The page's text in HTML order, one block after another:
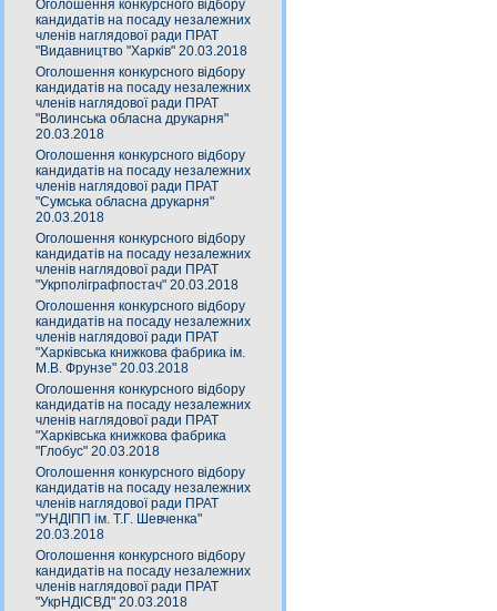
Оголошення конкурсного відбору
кандидатів на посаду незалежних
членів наглядової ради ПРАТ
"Видавництво "Харків" 20.03.2018
Оголошення конкурсного відбору
кандидатів на посаду незалежних
членів наглядової ради ПРАТ
"Волинська обласна друкарня"
20.03.2018
Оголошення конкурсного відбору
кандидатів на посаду незалежних
членів наглядової ради ПРАТ
"Сумська обласна друкарня"
20.03.2018
Оголошення конкурсного відбору
кандидатів на посаду незалежних
членів наглядової ради ПРАТ
"Укрполіграфпостач" 20.03.2018
Оголошення конкурсного відбору
кандидатів на посаду незалежних
членів наглядової ради ПРАТ
"Харківська книжкова фабрика ім.
М.В. Фрунзе" 20.03.2018
Оголошення конкурсного відбору
кандидатів на посаду незалежних
членів наглядової ради ПРАТ
"Харківська книжкова фабрика
"Глобус" 20.03.2018
Оголошення конкурсного відбору
кандидатів на посаду незалежних
членів наглядової ради ПРАТ
"УНДІПП ім. Т.Г. Шевченка"
20.03.2018
Оголошення конкурсного відбору
кандидатів на посаду незалежних
членів наглядової ради ПРАТ
"УкрНДІСВД" 20.03.2018